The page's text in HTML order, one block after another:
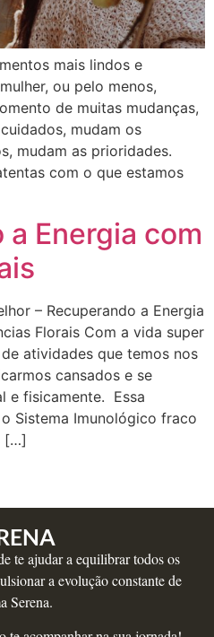
mais lindos e
ou pelo menos,
de muitas mudanças,
mudam os
mudam as prioridades.
com o que estamos
Energia com
– Recuperando a Energia
Florais Com a vida super
atividades que temos nos
cansados e se
e fisicamente. Essa
Sistema Imunológico fraco
[…]
te ajudar a equilibrar todos os
a evolução constante de
Serena.